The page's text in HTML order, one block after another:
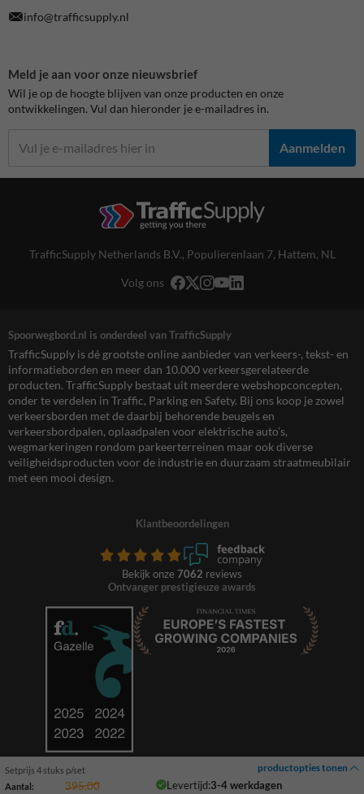
Setprijs 4 stuks p/set productopties tonen
Aantal: 395,00 Levertijd:3-4 werkdagen
info@trafficsupply.nl
Meld je aan voor onze nieuwsbrief
Wil je op de hoogte blijven van onze producten en onze
ontwikkelingen. Vul dan hieronder je e-mailadres in.
Aanmelden
TrafficSupply Netherlands B.V., Populierenlaan 7, Hattem, NL
Volg ons
Spoorwegbord.nl is onderdeel van TrafficSupply
TrafficSupply is dé grootste online aanbieder van verkeers-, tekst- en
informatieborden en meer dan 10.000 verkeersgerelateerde
producten. TrafficSupply bestaat uit meerdere webshopconcepten,
onder te verdelen in Traffic, Parking en Safety. Bij ons koop je zowel
verkeersborden met de daarbij behorende beugels en
verkeersbordpalen, oplaadpalen voor elektrische auto’s,
wegmarkeringen rondom parkeerterreinen maar ook diverse
veiligheidsproducten voor de industrie en duurzaam straatmeubilair
met een mooi design.
Klantbeoordelingen
Bekijk onze 7062 reviews
Ontvanger prestigieuze awards